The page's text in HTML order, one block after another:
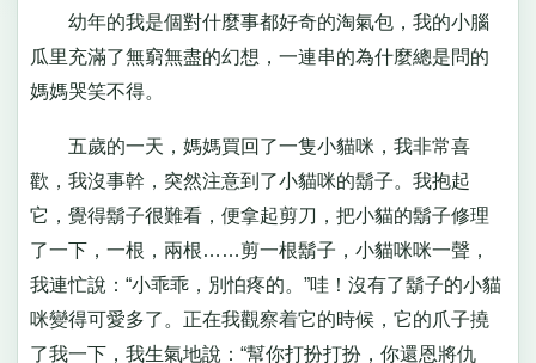
幼年的我是個對什麼事都好奇的淘氣包，我的小腦
瓜里充滿了無窮無盡的幻想，一連串的為什麼總是問的
媽媽哭笑不得。
五歲的一天，媽媽買回了一隻小貓咪，我非常喜
歡，我沒事幹，突然注意到了小貓咪的鬍子。我抱起
它，覺得鬍子很難看，便拿起剪刀，把小貓的鬍子修理
了一下，一根，兩根……剪一根鬍子，小貓咪咪一聲，
我連忙說：“小乖乖，別怕疼的。”哇！沒有了鬍子的小貓
咪變得可愛多了。正在我觀察着它的時候，它的爪子撓
了我一下，我生氣地說：“幫你打扮打扮，你還恩將仇